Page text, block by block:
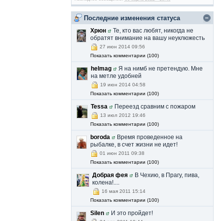
Silen -(01 сентября 2015 - 12:19 )
С Днем знаний!
Я в этом году в третий раз в первый класс
пошел.
Silen - (31 августа 2015 - 01:50 )
Последний день лета. Пролетело.
C праздником! Сегодня Международный
день пива — ежегодный неофициальный
праздник, проходящий в первую пятницу
августа.
Silen -(23 июля 2015 - 06:02 )
До рыбалки осталось меньше 2х месяцев!
Silen -(14 июля 2015 - 08:26 )
Сегодня день взятия Бастилии. УРА!!!
Silen -(28 июня 2015 - 08:01 )
Последние изменения статуса
Хрюн
Те, кто вас любят, никогда не
обратят внимание на вашу неуклюжесть
27 июн 2014 09:56
Показать комментарии (100)
helmag
Я на нимб не претендую. Мне
на метле удобней
19 июн 2014 04:58
Показать комментарии (100)
Tessa Переезд сравним с пожаром
13 июл 2012 19:46
Показать комментарии (100)
boroda
Время проведенное на
рыбалке, в счет жизни не идет!
01 июн 2011 09:38
Показать комментарии (100)
Добрая фея
В Чехию, в Прагу, пива,
колена!....
16 мая 2011 15:14
Показать комментарии (100)
Silen И это пройдет!